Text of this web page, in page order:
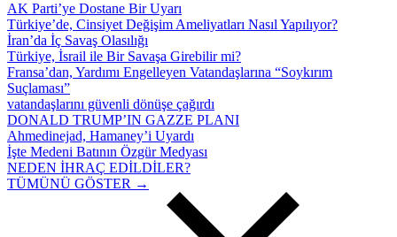
AK Parti’ye Dostane Bir Uyarı
Türkiye’de, Cinsiyet Değişim Ameliyatları Nasıl Yapılıyor?
İran’da İç Savaş Olasılığı
Türkiye, İsrail ile Bir Savaşa Girebilir mi?
Fransa’dan, Yardımı Engelleyen Vatandaşlarına “Soykırım
Suçlaması”
vatandaşlarını güvenli dönüşe çağırdı
DONALD TRUMP’IN GAZZE PLANI
Ahmedinejad, Hamaney’i Uyardı
İşte Medeni Batının Özgür Medyası
NEDEN İHRAÇ EDİLDİLER?
TÜMÜNÜ GÖSTER →